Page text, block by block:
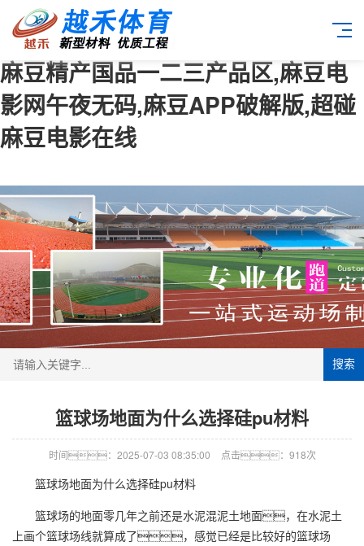
麻豆精产国品一二三产品区,麻豆电
影网午夜无码,麻豆APP破解版,超碰
麻豆电影在线
搜索
篮球场地面为什么选择硅pu材料
时间：2025-07-03 08:35:00 点击：918次
篮球场地面为什么选择硅pu材料
篮球场的地面零几年之前还是水泥混泥土地面，在水泥土
上画个篮球场线就算成了，感觉已经是比较好的篮球场